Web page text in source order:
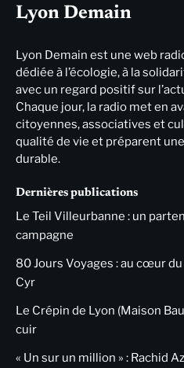
Lyon Demain
Lyon Demain est une web
dédiée à l’écologie, à la
avec un regard positif sur
Chaque jour, la radio met en
citoyennes, associatives et
qualité de vie et préparent
durable.
Dernières publications
Le Teil Villeurbanne : un
campagne
80 Jours Voyages : au cœur
Cyr
Le Crépin de Lyon (Maison
cuir
« Un sur un million » : Rachid